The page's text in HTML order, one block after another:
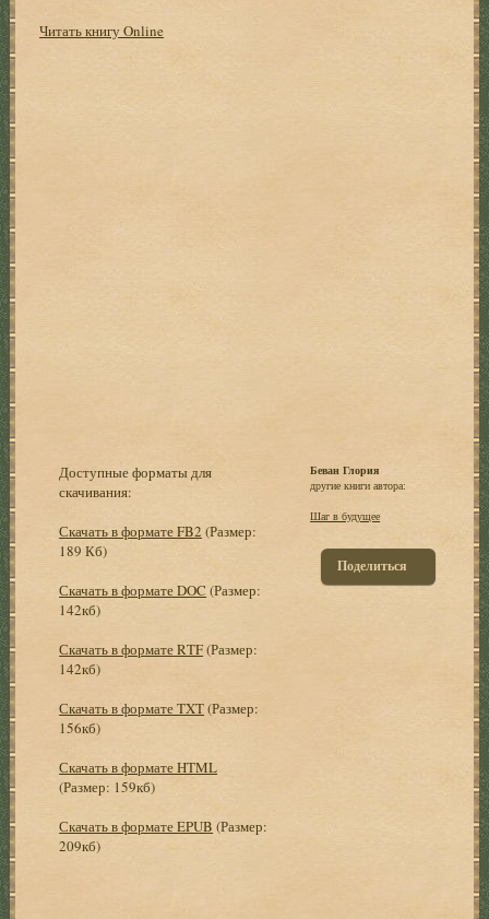
Читать книгу Online
Доступные форматы для
скачивания:
Скачать в формате FB2 (Размер:
189 Кб)
Скачать в формате DOC (Размер:
142кб)
Скачать в формате RTF(Размер:
142кб)
Скачать в формате TXT(Размер:
156кб)
Скачать в формате HTML
(Размер: 159кб)
Скачать в формате EPUB (Размер:
209кб)
Беван Глория
другие книги автора:
Шаг в будущее
Поделиться